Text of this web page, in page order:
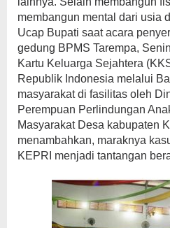
membangun mental dari usia
Ucap Bupati saat acara
gedung BPMS Tarempa,
Kartu Keluarga Sejahtera
Republik Indonesia melalui
masyarakat di fasilitas oleh
Perempuan Perlindungan
Masyarakat Desa kabupaten
menambahkan, maraknya
KEPRI menjadi tantangan